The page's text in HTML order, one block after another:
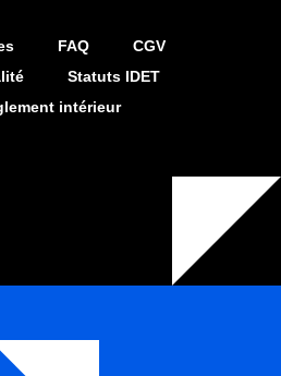
FAQ
CGV
Statuts IDET
intérieur